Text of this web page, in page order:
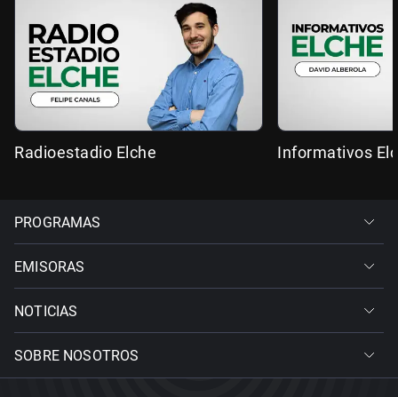
Radioestadio Elche Informativos
PROGRAMAS
EMISORAS
NOTICIAS
SOBRE NOSOTROS